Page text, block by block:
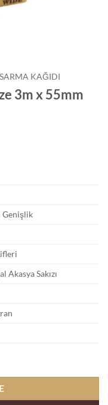
KAĞIDI
3m x 55mm
Genişlik
Akasya Sakızı